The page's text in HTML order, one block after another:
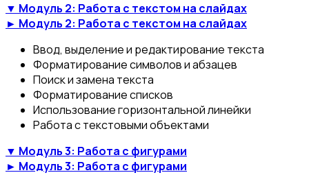
▼ Модуль 2: Работа с текстом на слайдах
► Модуль 2: Работа с текстом на слайдах
Ввод, выделение и редактирование текста
Форматирование символов и абзацев
Поиск и замена текста
Форматирование списков
Использование горизонтальной линейки
Работа с текстовыми объектами
▼ Модуль 3: Работа с фигурами
► Модуль 3: Работа с фигурами